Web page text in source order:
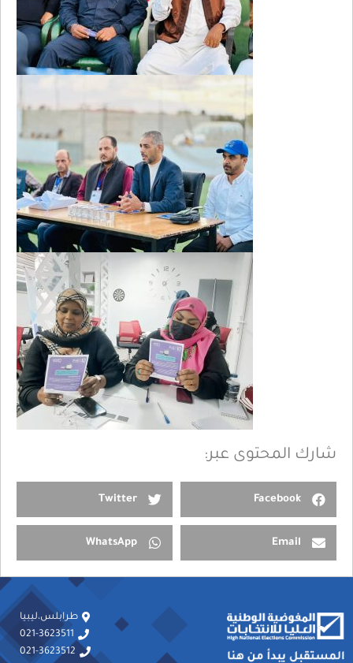
شارك المحتوى عبر:
Facebook
Twitter
Email
WhatsApp
طرابلس،ليبيا
021-3623511
021-3623512